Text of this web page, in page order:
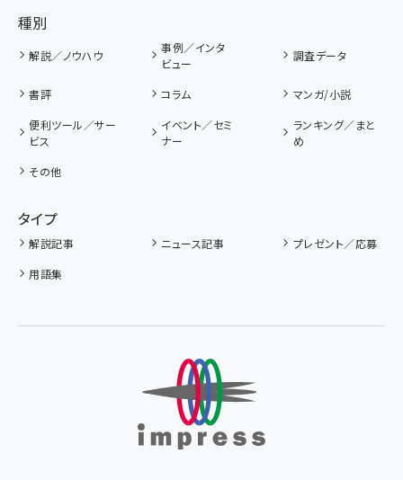
種別
解説／ノウハウ
事例／インタ
ビュー
調査データ
書評 コラム
マンガ/小説
便利ツール／サー
ビス
イベント／セミ
ナー
ランキング／まと
め
その他
タイプ
解説記事 ニュース記事
プレゼント／応募
用語集